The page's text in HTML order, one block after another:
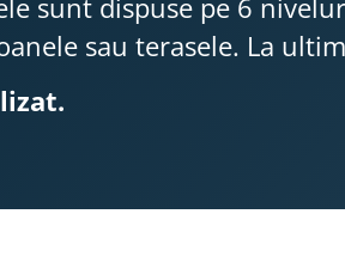
sau terasele. La